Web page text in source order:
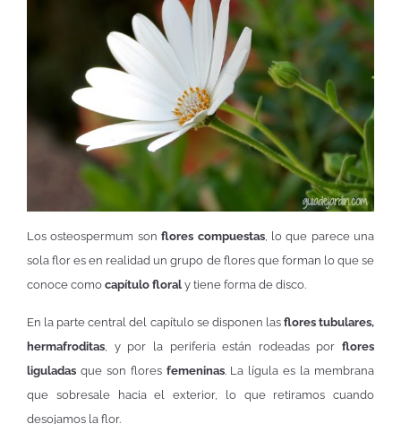
Los osteospermum sonflores compuestas, lo que parece una
sola flor es en realidad un grupo de flores que forman lo que se
conoce como capítulo floral y tiene forma de disco.
En la parte central del capítulo se disponen las flores tubulares,
hermafroditas , y por la periferia están rodeadas por flores
liguladas que son flores femeninas. La lígula es la membrana
que sobresale hacia el exterior, lo que retiramos cuando
desojamos la flor.